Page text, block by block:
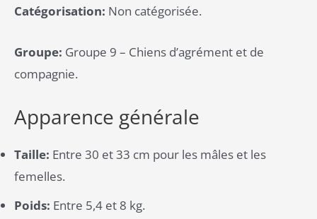
Catégorisation: Non catégorisée.
Groupe: Groupe 9 – Chiens d’agrément et de
compagnie.
Apparence générale
Taille: Entre 30 et 33 cm pour les mâles et les
femelles.
Poids: Entre 5,4 et 8 kg.